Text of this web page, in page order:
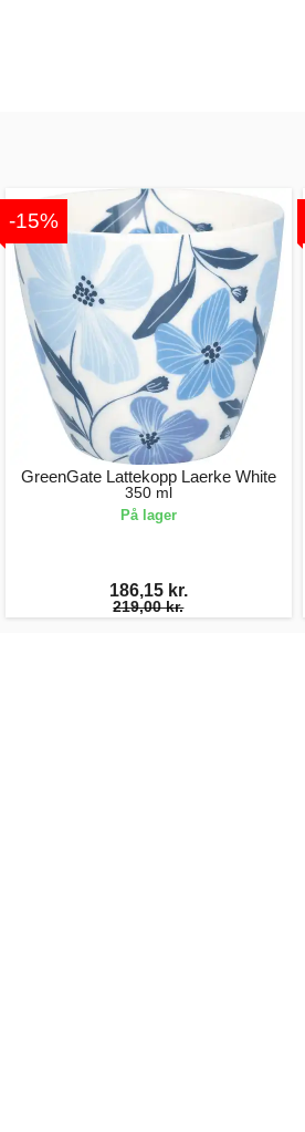
-15%
GreenGate Lattekopp Laerke White
350 ml
På lager
186,15 kr.
219,00 kr.